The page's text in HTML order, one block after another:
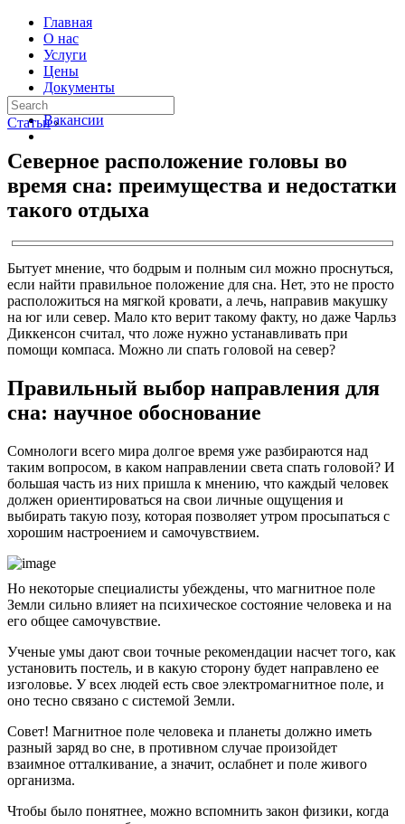
Главная
О нас
Услуги
Цены
Документы
Контакты
Вакансии
Статьи ›
Северное расположение головы во
время сна: преимущества и недостатки
такого отдыха
Бытует мнение, что бодрым и полным сил можно проснуться,
если найти правильное положение для сна. Нет, это не просто
расположиться на мягкой кровати, а лечь, направив макушку
на юг или север. Мало кто верит такому факту, но даже Чарльз
Диккенсон считал, что ложе нужно устанавливать при
помощи компаса. Можно ли спать головой на север?
Правильный выбор направления для
сна: научное обоснование
Сомнологи всего мира долгое время уже разбираются над
таким вопросом, в каком направлении света спать головой? И
большая часть из них пришла к мнению, что каждый человек
должен ориентироваться на свои личные ощущения и
выбирать такую позу, которая позволяет утром просыпаться с
хорошим настроением и самочувствием.
Но некоторые специалисты убеждены, что магнитное поле
Земли сильно влияет на психическое состояние человека и на
его общее самочувствие.
Ученые умы дают свои точные рекомендации насчет того, как
установить постель, и в какую сторону будет направлено ее
изголовье. У всех людей есть свое электромагнитное поле, и
оно тесно связано с системой Земли.
Совет! Магнитное поле человека и планеты должно иметь
разный заряд во сне, в противном случае произойдет
взаимное отталкивание, а значит, ослабнет и поле живого
организма.
Чтобы было понятнее, можно вспомнить закон физики, когда